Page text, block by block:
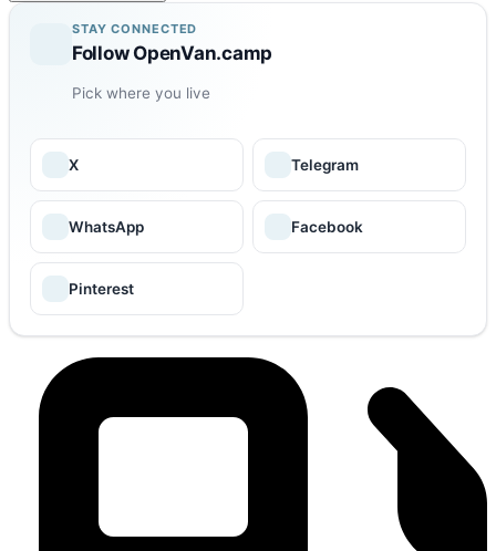
STAY CONNECTED
Follow OpenVan.camp
Pick where you live
X Telegram
WhatsApp Facebook
Pinterest